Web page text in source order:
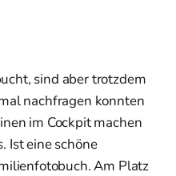
sind aber trotzdem
nachfragen konnten
im Cockpit machen
Ist eine schöne
Am Platz